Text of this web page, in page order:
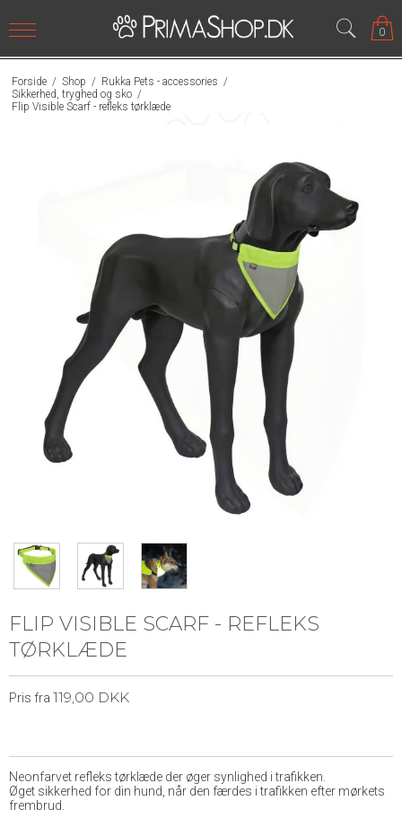
0
Forside / Shop / Rukka Pets - accessories /
Sikkerhed, tryghed og sko /
Flip Visible Scarf - refleks tørklæde
FLIP VISIBLE SCARF - REFLEKS
TØRKLÆDE
Pris fra 119,00 DKK
Neonfarvet refleks tørklæde der øger synlighed i trafikken.
Øget sikkerhed for din hund, når den færdes i trafikken efter mørkets
frembrud.